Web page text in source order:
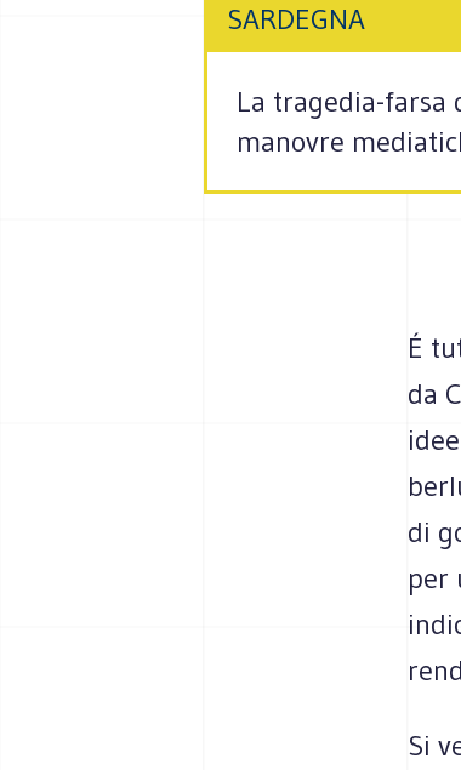
SARDEGNA
La tragedia-farsa
manovre
É
da
di
per
Si